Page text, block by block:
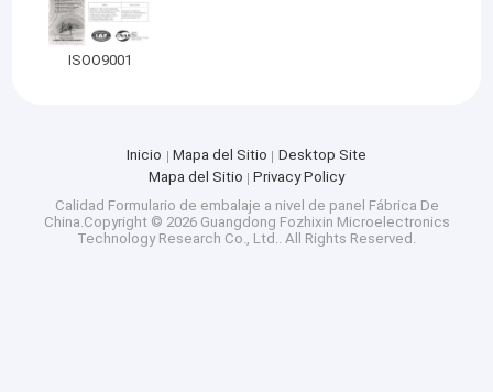
ISOO9001
Inicio Mapa del Sitio
Desktop Site
Mapa del Sitio
Privacy Policy
Calidad Formulario de embalaje a nivel de panel Fábrica De
China.Copyright © 2026 Guangdong Fozhixin Microelectronics
Technology Research Co., Ltd.. All Rights Reserved.